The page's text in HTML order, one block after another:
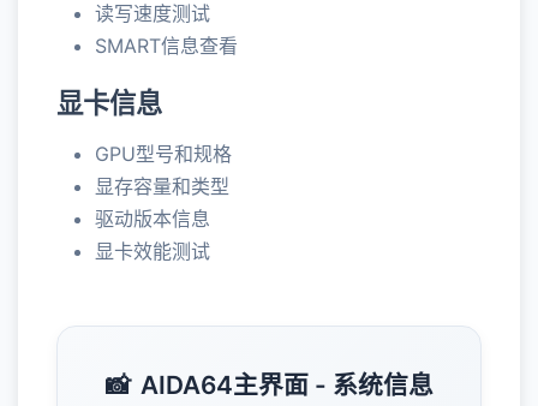
读写速度测试
SMART信息查看
显卡信息
GPU型号和规格
显存容量和类型
驱动版本信息
显卡效能测试
AIDA64主界面 - 系统信息